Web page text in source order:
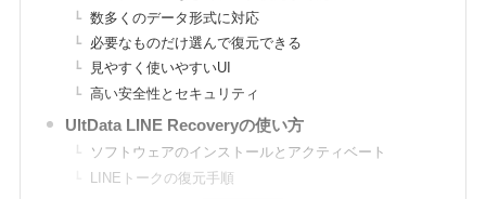
数多くのデータ形式に対応
必要なものだけ選んで復元できる
見やすく使いやすいUI
高い安全性とセキュリティ
UltData LINE Recoveryの使い方
ソフトウェアのインストールとアクティベート
LINEトークの復元手順